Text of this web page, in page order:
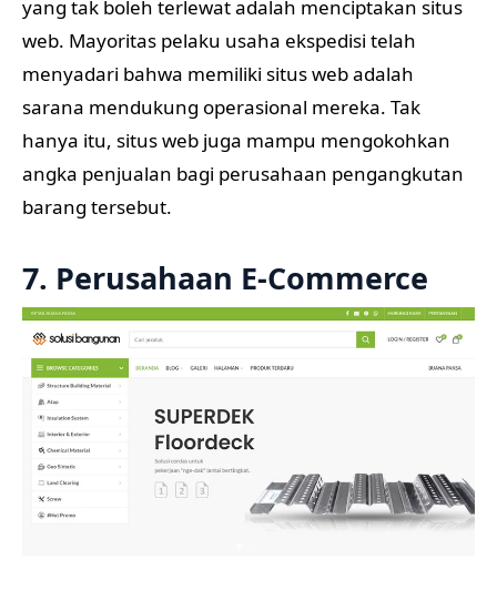
yang tak boleh terlewat adalah menciptakan situs
web. Mayoritas pelaku usaha ekspedisi telah
menyadari bahwa memiliki situs web adalah
sarana mendukung operasional mereka. Tak
hanya itu, situs web juga mampu mengokohkan
angka penjualan bagi perusahaan pengangkutan
barang tersebut.
7. Perusahaan E-Commerce